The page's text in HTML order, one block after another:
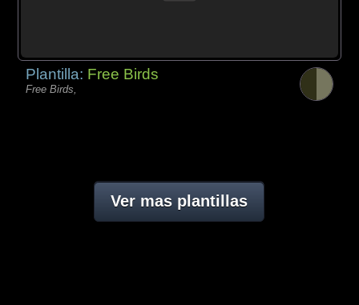
Plantilla: Free Birds
Free Birds,
Ver mas plantillas